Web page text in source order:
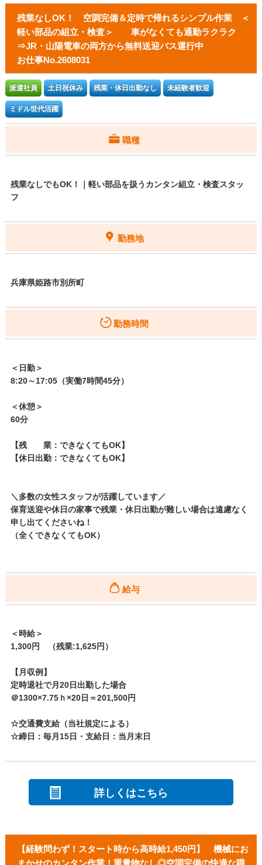
残業なしOK！ 空調完備＆定時で帰れるシンプル作業 ＜
軽い部品の組立・検査＞ 車がなくても通勤ラクラク
⇒JR・山陽電車の両方から無料送迎バス運行中
お仕事No.2608031
派遣社員 土日祝休み 残業・休日出勤なし 未経験者歓迎
ミドル世代活躍
職種
残業なしでもOK！｜軽い部品を扱うカンタン組立・検査スタッ
フ
勤務地
兵庫県姫路市別所町
勤務時間
＜日勤＞
8:20～17:05（実働7時間45分）
＜休憩＞
60分
【残 業：できなくてもOK】
【休日出勤：できなくてもOK】
＼多数の女性スタッフが活躍しています／
保育送迎や休日の家事で残業・休日出勤が難しい場合は遠慮なく
申し出てくださいね！
（全くできなくてもOK）
給与
＜時給＞
1,300円 （残業:1,625円）
【月収例】
定時退社で月20日出勤した場合
＠1300×7.75ｈ×20日＝201,500円
☆交通費支給（当社規定による）
☆締日：毎月15日・支給日：当月末日
詳しくはこちら
【経験問わず！スタート時から高時給1,450円】 機械にお